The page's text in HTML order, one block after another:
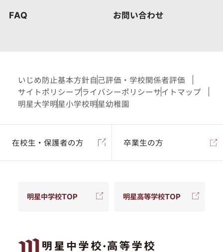
FAQ お問い合わせ
いじめ防止基本方針自己評価・学校関係者評価
サイトポリシー プライバシーポリシーサイトマップ
明星大学明星小学校明星幼稚園
在校生・保護者の方 卒業生の方
明星中学校TOP 明星高等学校TOP